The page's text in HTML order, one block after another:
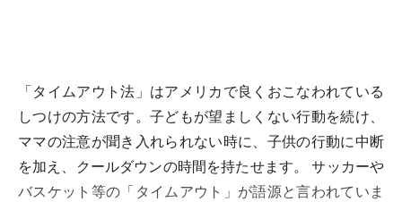
「タイムアウト法」はアメリカで良くおこなわれている
しつけの方法です。子どもが望ましくない行動を続け、
ママの注意が聞き入れられない時に、子供の行動に中断
を加え、クールダウンの時間を持たせます。 サッカーや
バスケット等の「タイムアウト」が語源と言われていま